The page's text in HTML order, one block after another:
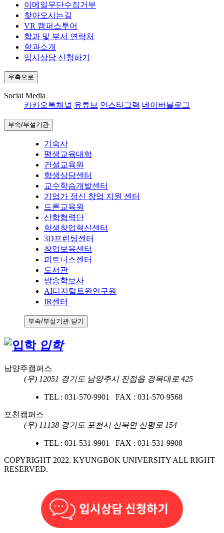
이메일무단수집거부
찾아오시는길
VR 캠퍼스투어
학과 및 부서 연락처
학과소개
입시상담 신청하기
우측으로
Social Media
카카오톡채널 유튜브 인스타그램 네이버블로그
부속/부설기관
기숙사
평생교육대학
건설교육원
학생상담센터
교수학습개발센터
기업가 정신 창업 지원 센터
드론교육원
산학협력단
학생창업혁신센터
3D프린팅센터
창업보육센터
피트니스센터
도서관
방송학보사
AI디지털트윈연구원
IR센터
부속/부설기관 닫기
입학
남양주캠퍼스
(우) 12051 경기도 남양주시 진접읍 경복대로 425
TEL : 031-570-9901 FAX : 031-570-9568
포천캠퍼스
(우) 11138 경기도 포천시 신북면 신평로 154
TEL : 031-531-9901 FAX : 031-531-9908
COPYRIGHT 2022. KYUNGBOK UNIVERSITY ALL RIGHT
RESERVED.